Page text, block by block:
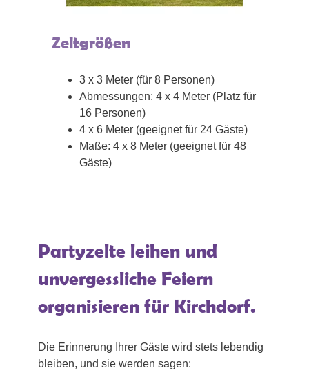
Zeltgrößen
3 x 3 Meter (für 8 Personen)
Abmessungen: 4 x 4 Meter (Platz für
16 Personen)
4 x 6 Meter (geeignet für 24 Gäste)
Maße: 4 x 8 Meter (geeignet für 48
Gäste)
Partyzelte leihen und
unvergessliche Feiern
organisieren für Kirchdorf.
Die Erinnerung Ihrer Gäste wird stets lebendig
bleiben, und sie werden sagen: